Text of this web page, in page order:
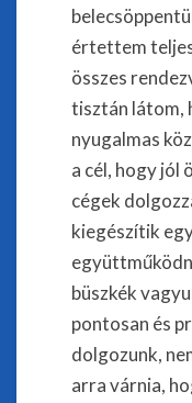
értettem
összes
tisztán látom,
nyugalmas
a cél, hogy jól
cégek
kiegészítik
büszkék
pontosan és
dolgozunk,
arra várnia,